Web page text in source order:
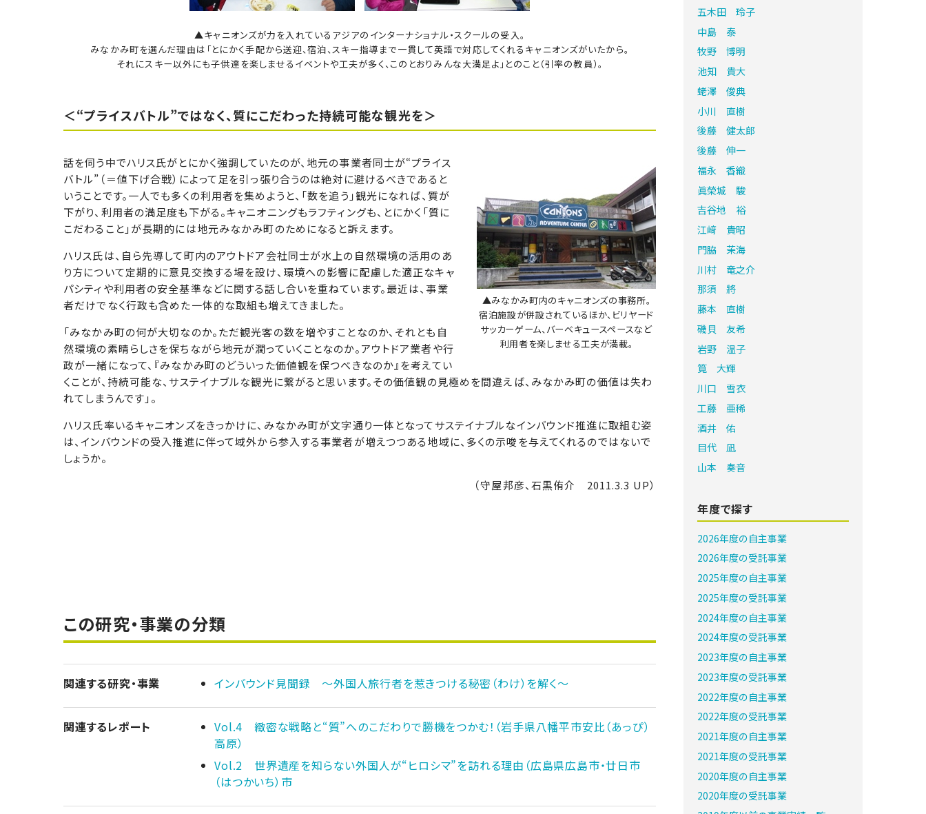
▲キャニオンズが力を入れているアジアのインターナショナル・スクールの受入。
みなかみ町を選んだ理由は「とにかく手配から送迎、宿泊、スキー指導まで一貫して英語で対応してくれるキャニオンズがいたから。
それにスキー以外にも子供達を楽しませるイベントや工夫が多く、このとおりみんな大満足よ」とのこと（引率の教員）。
＜“プライスバトル”ではなく、質にこだわった持続可能な観光を＞
▲みなかみ町内のキャニオンズの事務所。
宿泊施設が併設されているほか、ビリヤード
サッカーゲーム、バーベキュースペースなど
利用者を楽しませる工夫が満載。
話を伺う中でハリス氏がとにかく強調していたのが、地元の事業者同士が“プライス
バトル”（＝値下げ合戦）によって足を引っ張り合うのは絶対に避けるべきであると
いうことです。一人でも多くの利用者を集めようと、「数を追う」観光になれば、質が
下がり、利用者の満足度も下がる。キャニオニングもラフティングも、とにかく「質に
こだわること」が長期的には地元みなかみ町のためになると訴えます。
ハリス氏は、自ら先導して町内のアウトドア会社同士が水上の自然環境の活用のあ
り方について定期的に意見交換する場を設け、環境への影響に配慮した適正なキャ
パシティや利用者の安全基準などに関する話し合いを重ねています。最近は、事業
者だけでなく行政も含めた一体的な取組も増えてきました。
「みなかみ町の何が大切なのか。ただ観光客の数を増やすことなのか、それとも自
然環境の素晴らしさを保ちながら地元が潤っていくことなのか。アウトドア業者や行
政が一緒になって、『みなかみ町のどういった価値観を保つべきなのか』を考えてい
くことが、持続可能な、サステイナブルな観光に繋がると思います。その価値観の見極めを間違えば、みなかみ町の価値は失わ
れてしまうんです」。
ハリス氏率いるキャニオンズをきっかけに、みなかみ町が文字通り一体となってサステイナブルなインバウンド推進に取組む姿
は、インバウンドの受入推進に伴って域外から参入する事業者が増えつつある地域に、多くの示唆を与えてくれるのではないで
しょうか。
（守屋邦彦、石黒侑介 2011.3.3 UP）
この研究・事業の分類
関連する研究・事業 インバウンド見聞録 ～外国人旅行者を惹きつける秘密（わけ）を解く～
関連するレポート
Vol.4 緻密な戦略と“質”へのこだわりで勝機をつかむ！（岩手県八幡平市安比（あっぴ）
高原）
Vol.2 世界遺産を知らない外国人が“ヒロシマ”を訪れる理由（広島県広島市・廿日市
（はつかいち）市
五木田 玲子
中島 泰
牧野 博明
池知 貴大
蛯澤 俊典
小川 直樹
後藤 健太郎
後藤 伸一
福永 香織
眞榮城 駿
吉谷地 裕
江﨑 貴昭
門脇 茉海
川村 竜之介
那須 將
藤本 直樹
磯貝 友希
岩野 温子
筧 大輝
川口 雪衣
工藤 亜稀
酒井 佑
目代 凪
山本 奏音
年度で探す
2026年度の自主事業
2026年度の受託事業
2025年度の自主事業
2025年度の受託事業
2024年度の自主事業
2024年度の受託事業
2023年度の自主事業
2023年度の受託事業
2022年度の自主事業
2022年度の受託事業
2021年度の自主事業
2021年度の受託事業
2020年度の自主事業
2020年度の受託事業